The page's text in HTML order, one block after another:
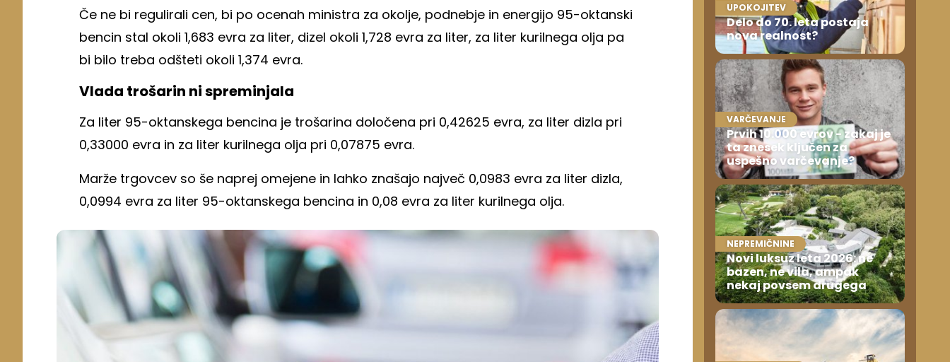
Če ne bi regulirali cen, bi po ocenah ministra za okolje, podnebje in energijo 95-oktanski
bencin stal okoli 1,683 evra za liter, dizel okoli 1,728 evra za liter, za liter kurilnega olja pa
bi bilo treba odšteti okoli 1,374 evra.
Vlada trošarin ni spreminjala
Za liter 95-oktanskega bencina je trošarina določena pri 0,42625 evra, za liter dizla pri
0,33000 evra in za liter kurilnega olja pri 0,07875 evra.
Marže trgovcev so še naprej omejene in lahko znašajo največ 0,0983 evra za liter dizla,
0,0994 evra za liter 95-oktanskega bencina in 0,08 evra za liter kurilnega olja.
UPOKOJITEV
Delo do 70. leta postaja
nova realnost?
VARČEVANJE
Prvih 10.000 evrov - zakaj je
ta znesek ključen za
uspešno varčevanje?
NEPREMIČNINE
Novi luksuz leta 2026: ne
bazen, ne vila, ampak
nekaj povsem drugega